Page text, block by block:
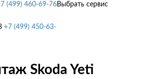
(499) 460-69-76
+7 (499) 450-63-
Выбрать сервис
Skoda Yeti